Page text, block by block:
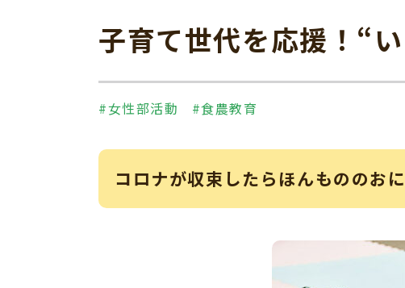
子育て世代を応援！“
#女性部活動 #食農教育
コロナが収束したらほんもののお